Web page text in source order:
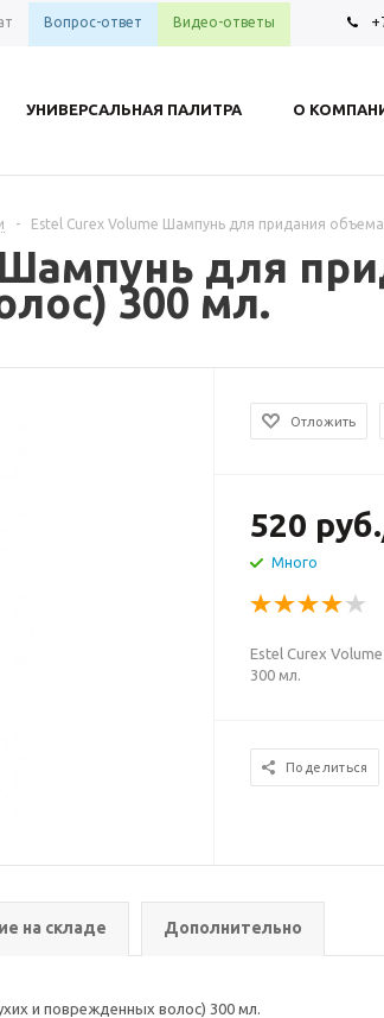
Вопрос-ответ Видео-ответы
УНИВЕРСАЛЬНАЯ ПАЛИТРА О
- Estel Curex Volume Шампунь для придания
для
300 мл.
Отложить
520 руб.
Много
Estel Curex
300 мл.
Поделиться
на складе Дополнительно
и поврежденных волос) 300 мл.